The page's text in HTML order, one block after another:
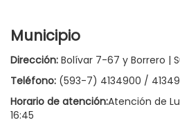
Municipio
Dirección: Bolívar 7-67 y Borrero |
Teléfono: (593-7) 4134900 /
Horario de atención:Atención de
16:45